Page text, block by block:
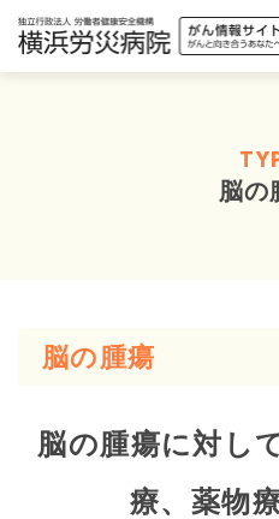
脳の
脳の腫瘍
脳の腫瘍に対し
療、薬物